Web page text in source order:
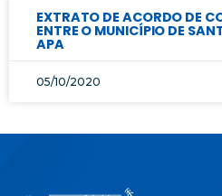
EXTRATO DE ACORDO DE
ENTRE O MUNICÍPIO DE
APA
05/10/2020